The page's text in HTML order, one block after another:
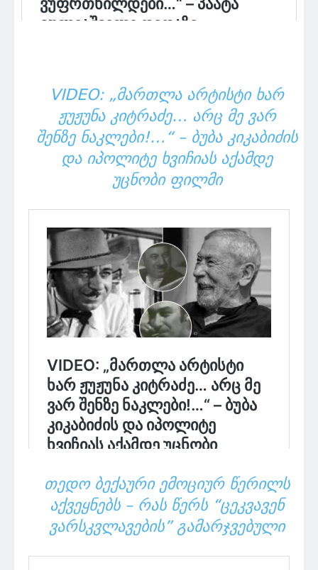
VIDEO: „ᲛᲐᲠᲗᲚᲐ ᲐᲠᲢᲘᲡᲢᲘ ᲮᲐᲠ
ᲟᲣᲟᲣᲜᲐ ᲙᲘᲢᲠᲐᲫᲔ… ᲐᲠᲪ ᲛᲔ ᲕᲐᲠ
ᲨᲔᲜᲖᲔ ᲜᲐᲙᲚᲔᲑᲘ!…“ – ᲑᲣᲑᲐ ᲙᲘᲙᲐᲑᲘᲫᲘᲡ
ᲓᲐ ᲘᲞᲝᲚᲘᲢᲔ ᲮᲕᲘᲩᲘᲐᲡ ᲐᲥᲐᲛᲓᲔ
ᲣᲪᲜᲝᲑᲘ ᲤᲘᲚᲛᲘ
ᲗᲔᲓᲝ ᲑᲔᲥᲐᲣᲠᲘ ᲔᲛᲝᲪᲘᲣᲠ ᲬᲔᲠᲘᲚᲡ
ᲐᲥᲕᲔᲧᲜᲔᲑᲡ – ᲠᲐᲡ ᲬᲔᲠᲡ “ᲪᲔᲙᲕᲐᲕᲔᲜ
ᲕᲐᲠᲡᲙᲕᲚᲐᲕᲔᲑᲘᲡ” ᲒᲐᲛᲐᲠᲯᲕᲔᲑᲣᲚᲘ